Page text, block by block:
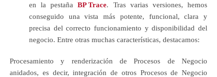
en la pestañaBP Trace. Tras varias versiones, hemos
conseguido una vista más potente, funcional, clara y
precisa del correcto funcionamiento y disponibilidad del
negocio. Entre otras muchas características, destacamos:
Procesamiento y renderización de Procesos de Negocio
anidados, es decir, integración de otros Procesos de Negocio